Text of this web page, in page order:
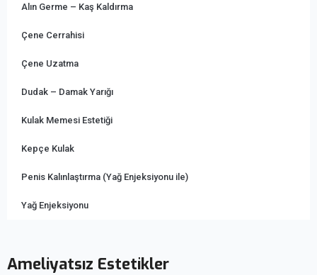
Alın Germe – Kaş Kaldırma
Çene Cerrahisi
Çene Uzatma
Dudak – Damak Yarığı
Kulak Memesi Estetiği
Kepçe Kulak
Penis Kalınlaştırma (Yağ Enjeksiyonu ile)
Yağ Enjeksiyonu
Ameliyatsız Estetikler